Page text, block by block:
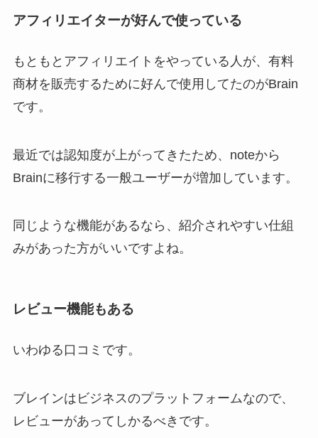
アフィリエイターが好んで使っている
もともとアフィリエイトをやっている人が、有料
商材を販売するために好んで使用してたのがBrain
です。
最近では認知度が上がってきたため、noteから
Brainに移行する一般ユーザーが増加しています。
同じような機能があるなら、紹介されやすい仕組
みがあった方がいいですよね。
レビュー機能もある
いわゆる口コミです。
ブレインはビジネスのプラットフォームなので、
レビューがあってしかるべきです。